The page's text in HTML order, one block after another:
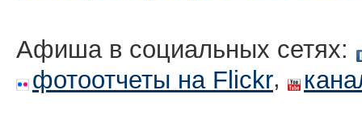
Афиша в социальных сетях:
фотоотчеты на Flickr,